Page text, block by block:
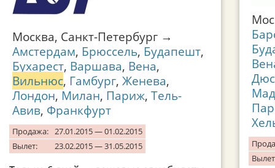
Москва, Санкт-Петербург →
Амстердам, Брюссель, Будапешт,
Бухарест, Варшава, Вена,
Вильнюс, Гамбург, Женева,
Лондон, Милан, Париж, Тель-
Авив, Франкфурт
Продажа: 27.01.2015 — 01.02.2015
Вылет:
23.02.2015 — 31.05.2015